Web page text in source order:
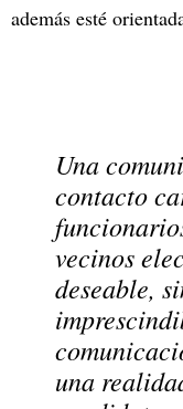
además esté
Una
contacto
vecinos
deseable,
una